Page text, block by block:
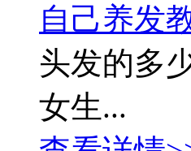
自己养发
头发的多
女生...